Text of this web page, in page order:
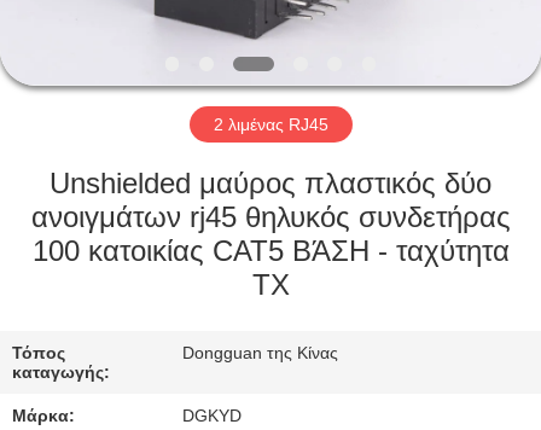
ΠΕΡΊΠΟΥ
ΓΎΡΟΣ
ΕΡΓΟΣΤΑΣΊΩΝ
ΈΛΕΓΧΟΣ
2 λιμένας RJ45
Unshielded μαύρος πλαστικός δύο
ανοιγμάτων rj45 θηλυκός συνδετήρας
100 κατοικίας CAT5 ΒΆΣΗ - ταχύτητα
TX
Τόπος
καταγωγής:
Dongguan της Κίνας
Μάρκα: DGKYD